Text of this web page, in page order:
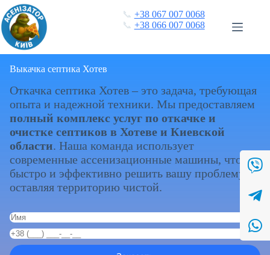
Перейти
к
сути
📞 +38 067 007 0068
📞 +38 066 007 0068
Выкачка септика Хотев
Откачка септика Хотев – это задача, требующая
опыта и надежной техники. Мы предоставляем
полный комплекс услуг по откачке и
очистке септиков в Хотеве и Киевской
области. Наша команда использует
современные ассенизационные машины, чтобы
быстро и эффективно решить вашу проблему,
оставляя территорию чистой.